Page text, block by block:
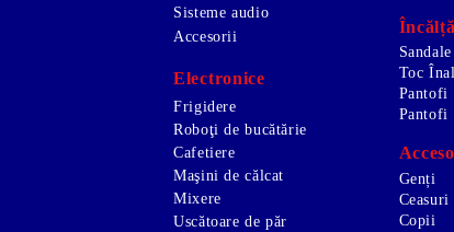
Sisteme audio
Accesorii
Electronice
Frigidere
Roboţi de bucătărie
Cafetiere
Maşini de călcat
Mixere
Uscătoare de păr
Sandale
Toc
Pantofi
Pantofi
Genți
Ceasuri
Copii